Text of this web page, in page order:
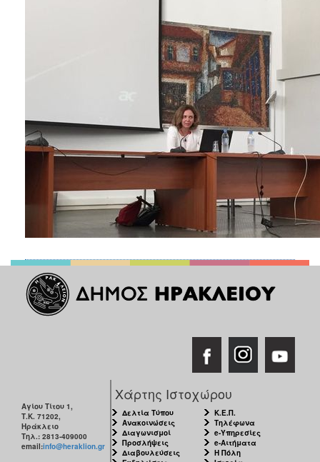
Αγίου Τίτου 1,
Τ.Κ. 71202,
Ηράκλειο
Τηλ.: 2813-409000
email:info@heraklion.gr
Χάρτης Ιστοχώρου
Δελτία Τύπου
Ανακοινώσεις
Διαγωνισμοί
Προσλήψεις
Διαβουλεύσεις
Κ.Ε.Π.
Τηλέφωνα
e-Υπηρεσίες
e-Αιτήματα
Η Πόλη